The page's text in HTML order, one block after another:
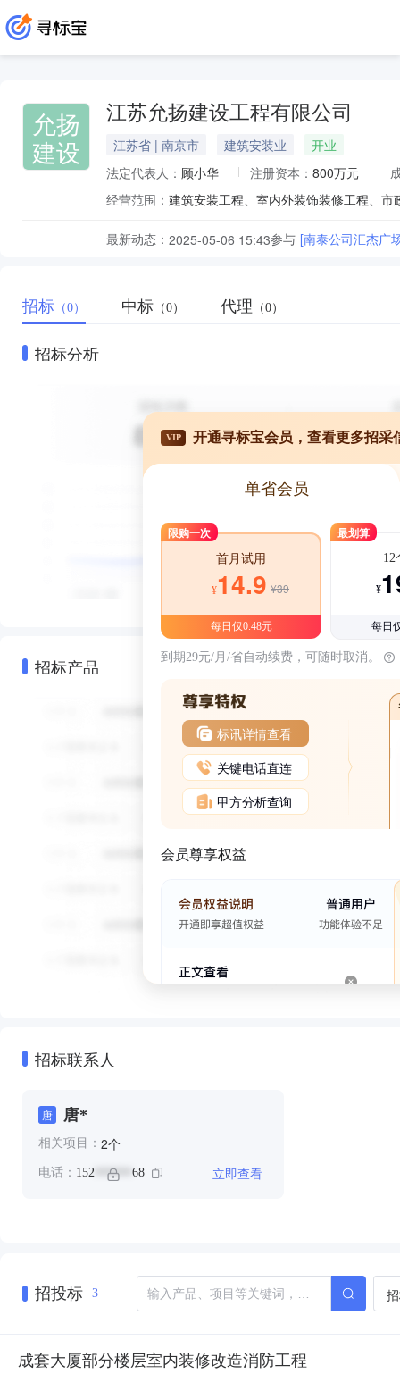
允扬
建设
江苏允扬建设工程有限公司
江苏省 | 南京市 建筑安装业
开业
法定代表人： 顾小华 注册资本： 800万元
经营范围：
最新动态： 2025-05-06 15:43参与 [南泰公司汇杰广
招标 （0） 中标 （0） 代理 （0）
招标分析
招标产品
VIP 开通寻标宝会员，查看更多招采
单省会员
限购一次
首月试用
¥14.9 ¥39
每日仅0.48元
最划算
12
¥
每日
到期29元/月/省自动续费，可随时取消。
标讯详情查看
关键电话直连
甲方分析查询
会员尊享权益
招标联系人
唐 唐*
相关项目： 2个
电话： 152 ****** 68 立即查看
招投标 3
成套大厦部分楼层室内装修改造消防工程